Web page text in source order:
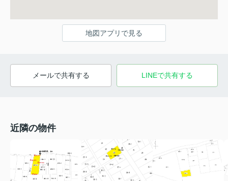
地図アプリで見る
メールで共有する LINEで共有する
近隣の物件